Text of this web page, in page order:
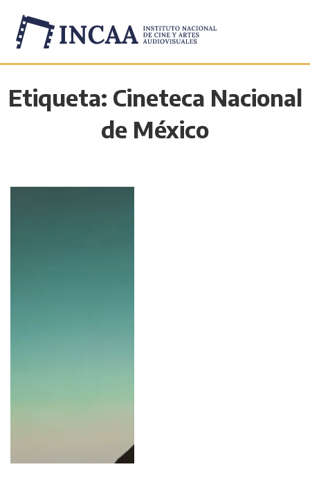
Etiqueta: Cineteca Nacional
de México